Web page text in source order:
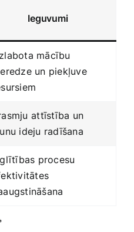
Ieguvumi
mācību
un piekļuve
⁤attīstība un
ideju radīšana
procesu